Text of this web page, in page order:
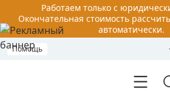
Работаем только с
Окончательная стоимость
автоматически.
Помощь